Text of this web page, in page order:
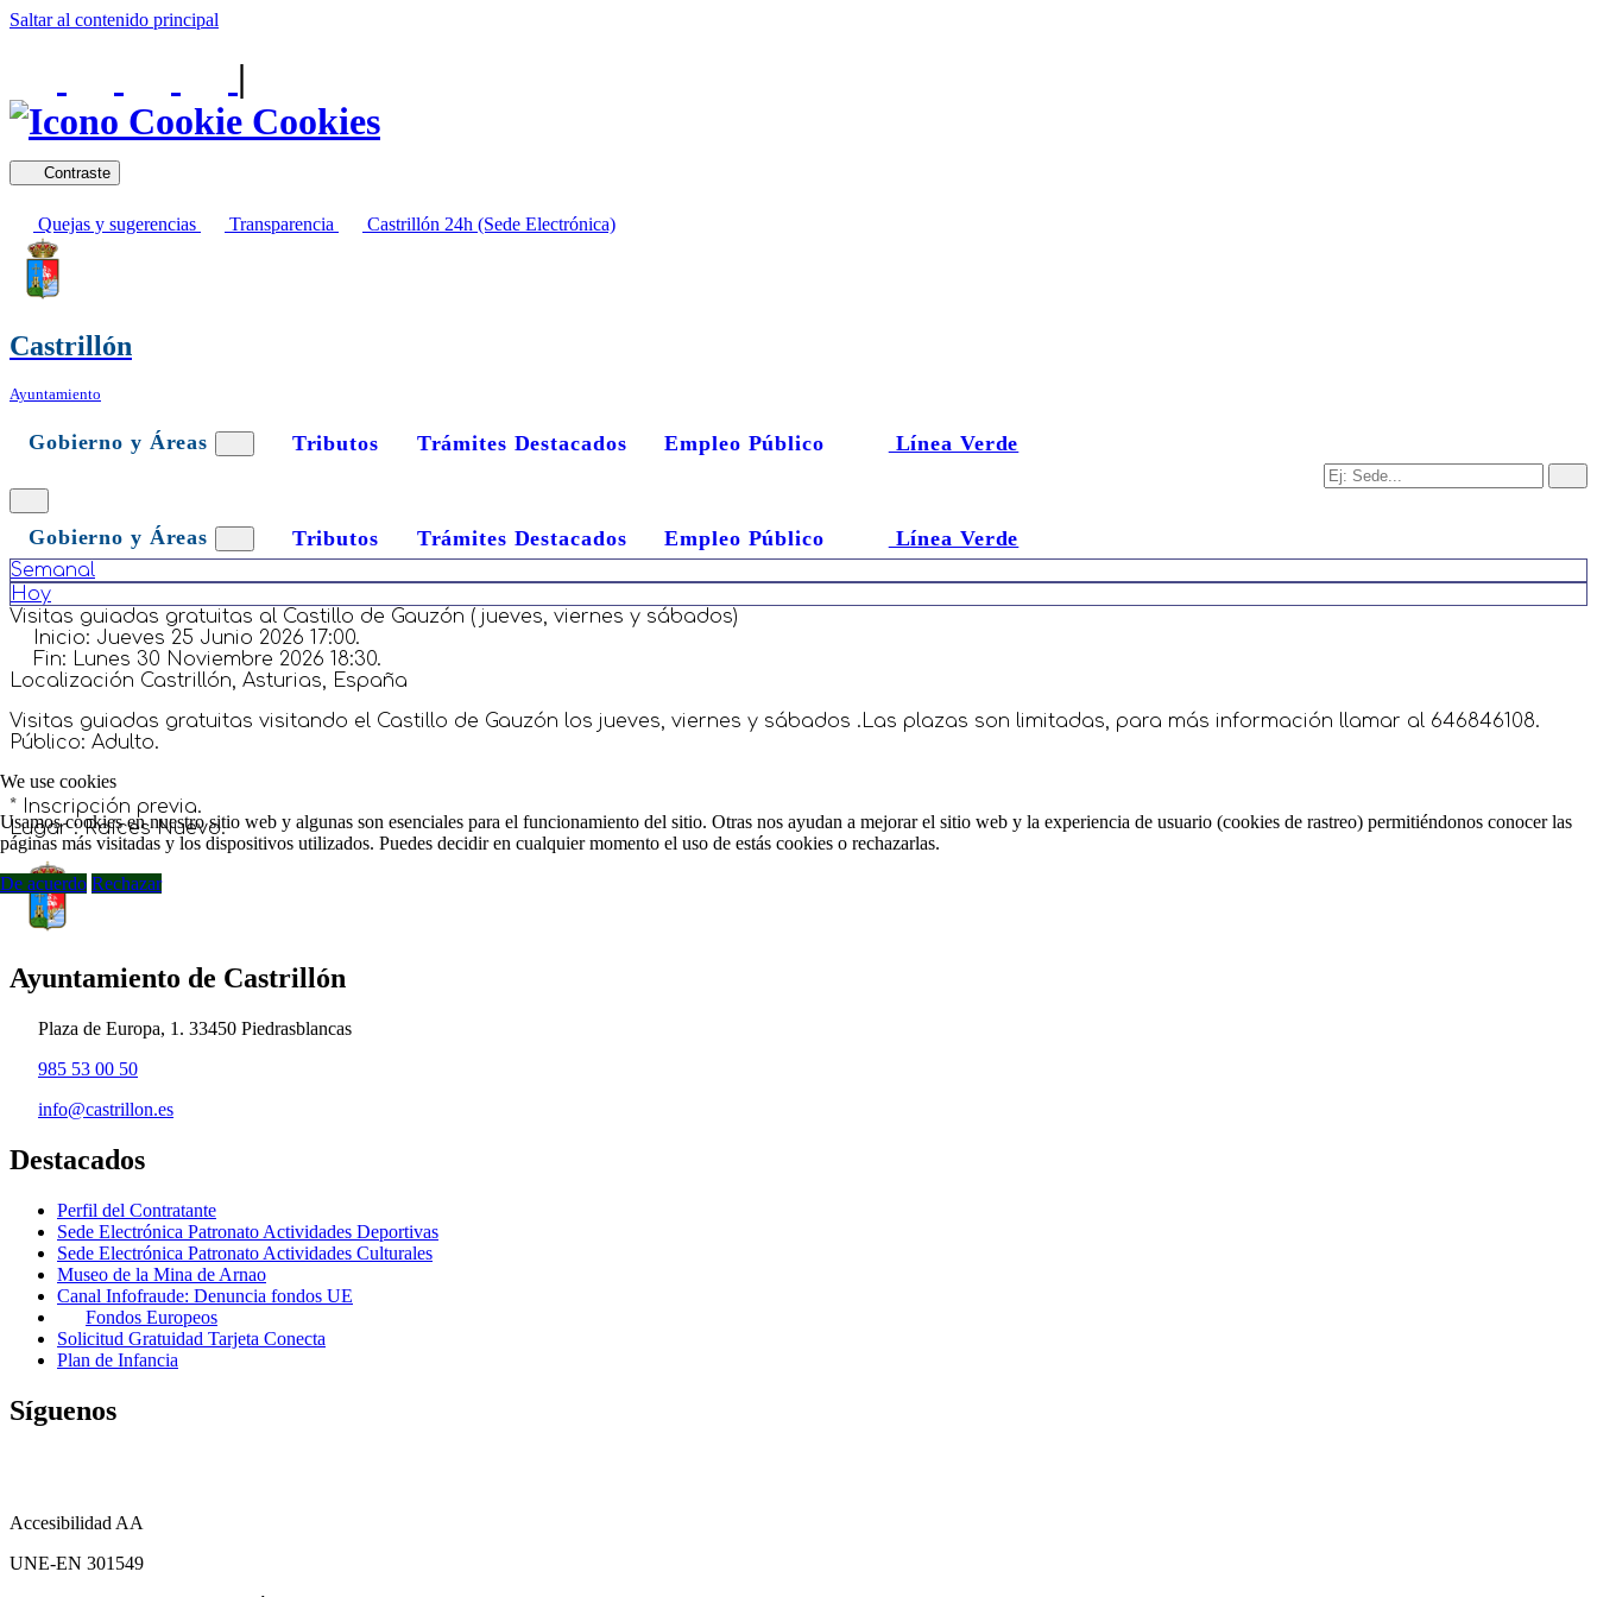
Saltar al contenido principal
|
Cookies
Contraste
Quejas y sugerencias Transparencia Castrillón 24h (Sede Electrónica)
Castrillón
Ayuntamiento
Gobierno y Áreas Tributos Trámites Destacados Empleo Público Línea Verde
Gobierno y Áreas Tributos Trámites Destacados Empleo Público Línea Verde
Semanal
Hoy
Visitas guiadas gratuitas al Castillo de Gauzón ( jueves, viernes y sábados)
Inicio: Jueves 25 Junio 2026 17:00.
Fin: Lunes 30 Noviembre 2026 18:30.
Localización Castrillón, Asturias, España
Visitas guiadas gratuitas visitando el Castillo de Gauzón los jueves, viernes y sábados .Las plazas son limitadas, para más información llamar al 646846108.
Público: Adulto.
* Inscripción previa.
Lugar : Raíces Nuevo.
Ayuntamiento de Castrillón
Plaza de Europa, 1. 33450 Piedrasblancas
985 53 00 50
info@castrillon.es
Destacados
Perfil del Contratante
Sede Electrónica Patronato Actividades Deportivas
Sede Electrónica Patronato Actividades Culturales
Museo de la Mina de Arnao
Canal Infofraude: Denuncia fondos UE
Fondos Europeos
Solicitud Gratuidad Tarjeta Conecta
Plan de Infancia
Síguenos
Accesibilidad AA
UNE-EN 301549
We use cookies
Usamos cookies en nuestro sitio web y algunas son esenciales para el funcionamiento del sitio. Otras nos ayudan a mejorar el sitio web y la experiencia de usuario (cookies de rastreo) permitiéndonos conocer las
páginas más visitadas y los dispositivos utilizados. Puedes decidir en cualquier momento el uso de estás cookies o rechazarlas.
De acuerdo Rechazar